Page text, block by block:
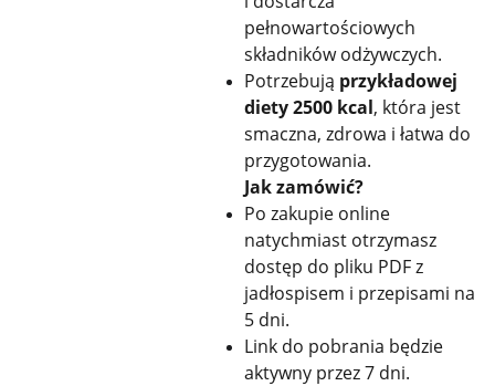
pełnowartościowych
składników odżywczych.
Potrzebują przykładowej
diety 2500 kcal, która jest
smaczna, zdrowa i łatwa do
przygotowania.
Jak zamówić?
Po zakupie online
natychmiast otrzymasz
dostęp do pliku PDF z
jadłospisem i przepisami na
5 dni.
Link do pobrania będzie
aktywny przez 7 dni.